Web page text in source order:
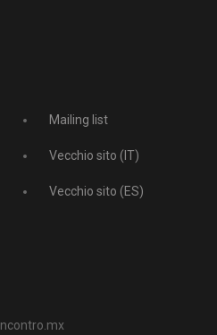
Mailing list
Vecchio sito (IT)
Vecchio sito (ES)